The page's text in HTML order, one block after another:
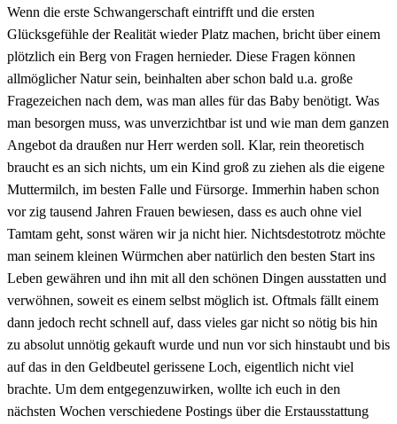
Wenn die erste Schwangerschaft eintrifft und die ersten
Glücksgefühle der Realität wieder Platz machen, bricht über einem
plötzlich ein Berg von Fragen hernieder. Diese Fragen können
allmöglicher Natur sein, beinhalten aber schon bald u.a. große
Fragezeichen nach dem, was man alles für das Baby benötigt. Was
man besorgen muss, was unverzichtbar ist und wie man dem ganzen
Angebot da draußen nur Herr werden soll. Klar, rein theoretisch
braucht es an sich nichts, um ein Kind groß zu ziehen als die eigene
Muttermilch, im besten Falle und Fürsorge. Immerhin haben schon
vor zig tausend Jahren Frauen bewiesen, dass es auch ohne viel
Tamtam geht, sonst wären wir ja nicht hier. Nichtsdestotrotz möchte
man seinem kleinen Würmchen aber natürlich den besten Start ins
Leben gewähren und ihn mit all den schönen Dingen ausstatten und
verwöhnen, soweit es einem selbst möglich ist. Oftmals fällt einem
dann jedoch recht schnell auf, dass vieles gar nicht so nötig bis hin
zu absolut unnötig gekauft wurde und nun vor sich hinstaubt und bis
auf das in den Geldbeutel gerissene Loch, eigentlich nicht viel
brachte. Um dem entgegenzuwirken, wollte ich euch in den
nächsten Wochen verschiedene Postings über die Erstausstattung